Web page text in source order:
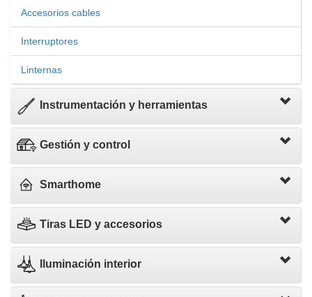
Accesorios cables
Interruptores
Linternas
Instrumentación y herramientas
Gestión y control
Smarthome
Tiras LED y accesorios
Iluminación interior